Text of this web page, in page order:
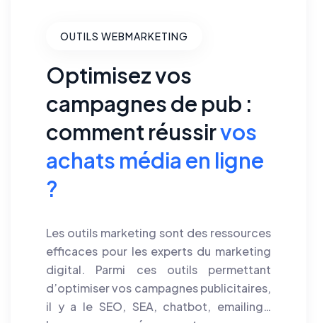
OUTILS WEBMARKETING
Optimisez vos
campagnes de pub :
comment réussirvos
achats média en ligne
?
Les outils marketing sont des ressources
efficaces pour les experts du marketing
digital. Parmi ces outils permettant
d’optimiser vos campagnes publicitaires,
il y a le SEO, SEA, chatbot, emailing…